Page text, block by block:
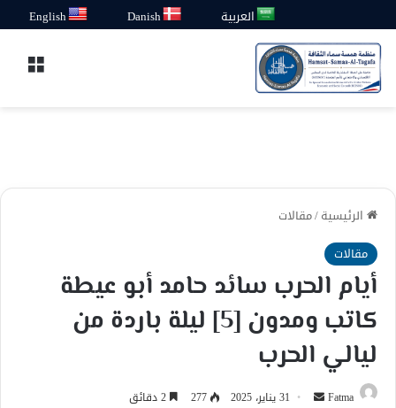
العربية Danish
English
الرئيسية/مقالات
مقالات
أيام الحرب سائد حامد أبو عيطة
كاتب ومدون [5] ليلة باردة من
ليالي الحرب
Fatma
أرسل 31 يناير، 2025 277